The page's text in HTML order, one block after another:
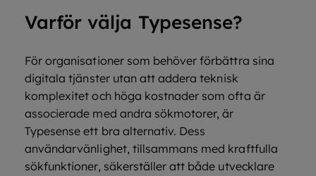
Varför välja Typesense?
För organisationer som behöver förbättra sina
digitala tjänster utan att addera teknisk
komplexitet och höga kostnader som ofta är
associerade med andra sökmotorer, är
Typesense ett bra alternativ. Dess
användarvänlighet, tillsammans med kraftfulla
sökfunktioner, säkerställer att både utvecklare